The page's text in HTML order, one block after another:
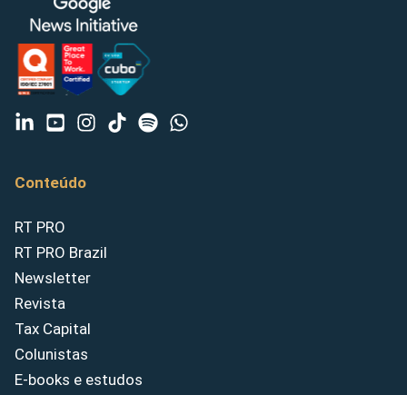
Conteúdo
RT PRO
RT PRO Brazil
Newsletter
Revista
Tax Capital
Colunistas
E-books e estudos